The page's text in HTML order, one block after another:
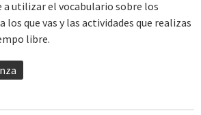
a utilizar el vocabulario sobre los
los que vas y las actividades que realizas
libre.